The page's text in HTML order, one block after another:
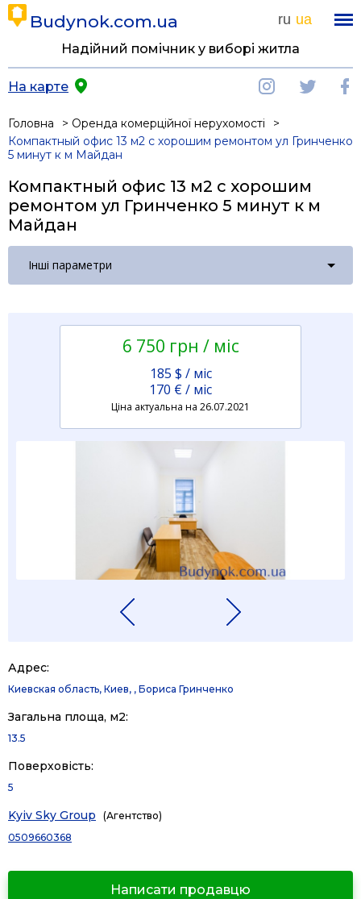
Budynok.com.ua ru ua
Надійний помічник у виборі житла
На карте
Головна
Оренда комерційної нерухомості
Компактный офис 13 м2 с хорошим ремонтом ул Гринченко
5 минут к м Майдан
Компактный офис 13 м2 с хорошим
ремонтом ул Гринченко 5 минут к м
Майдан
Інші параметри
6 750 грн / мiс
185 $ / мiс
170 € / мiс
Ціна актуальна на 26.07.2021
Адрес:
Киевская область, Киев, , Бориса Гринченко
Загальна площа, м2:
13.5
Поверховість:
5
Kyiv Sky Group
(Агентство)
0509660368
Написати продавцю